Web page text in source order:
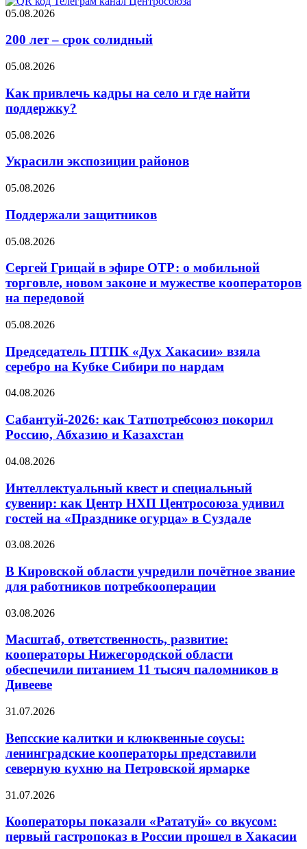
05.08.2026
200 лет – срок солидный
05.08.2026
Как привлечь кадры на село и где найти
поддержку?
05.08.2026
Украсили экспозиции районов
05.08.2026
Поддержали защитников
05.08.2026
Сергей Грицай в эфире ОТР: о мобильной
торговле, новом законе и мужестве кооператоров
на передовой
05.08.2026
Председатель ПТПК «Дух Хакасии» взяла
серебро на Кубке Сибири по нардам
04.08.2026
Сабантуй-2026: как Татпотребсоюз покорил
Россию, Абхазию и Казахстан
04.08.2026
Интеллектуальный квест и специальный
сувенир: как Центр НХП Центросоюза удивил
гостей на «Празднике огурца» в Суздале
03.08.2026
В Кировской области учредили почётное звание
для работников потребкооперации
03.08.2026
Масштаб, ответственность, развитие:
кооператоры Нижегородской области
обеспечили питанием 11 тысяч паломников в
Дивееве
31.07.2026
Вепсские калитки и клюквенные соусы:
ленинградские кооператоры представили
северную кухню на Петровской ярмарке
31.07.2026
Кооператоры показали «Рататуй» со вкусом:
первый гастропоказ в России прошел в Хакасии